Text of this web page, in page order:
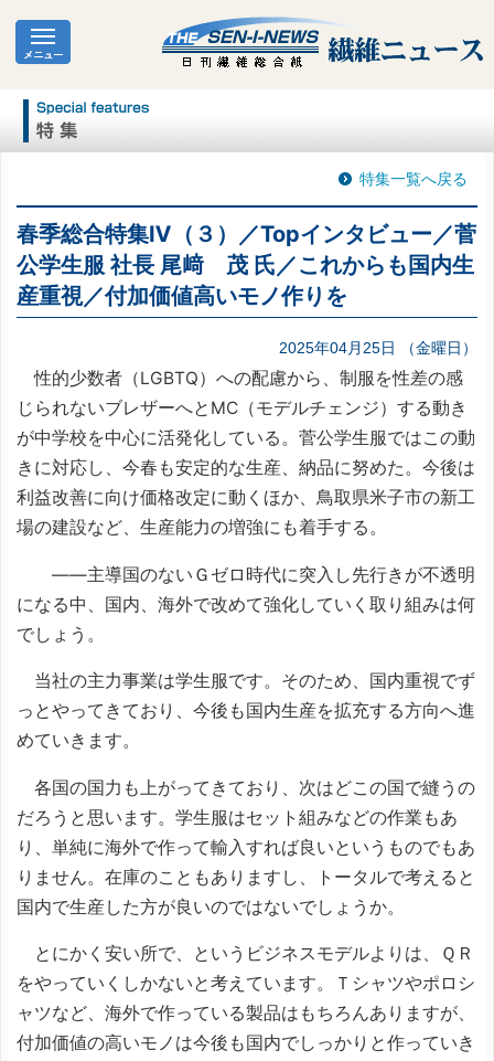
特集一覧へ戻る
春季総合特集Ⅳ（３）／Topインタビュー／菅
公学生服 社長 尾﨑 茂 氏／これからも国内生
産重視／付加価値高いモノ作りを
2025年04月25日 （金曜日）
性的少数者（LGBTQ）への配慮から、制服を性差の感
じられないブレザーへとMC（モデルチェンジ）する動き
が中学校を中心に活発化している。菅公学生服ではこの動
きに対応し、今春も安定的な生産、納品に努めた。今後は
利益改善に向け価格改定に動くほか、鳥取県米子市の新工
場の建設など、生産能力の増強にも着手する。
――主導国のないＧゼロ時代に突入し先行きが不透明
になる中、国内、海外で改めて強化していく取り組みは何
でしょう。
当社の主力事業は学生服です。そのため、国内重視でず
っとやってきており、今後も国内生産を拡充する方向へ進
めていきます。
各国の国力も上がってきており、次はどこの国で縫うの
だろうと思います。学生服はセット組みなどの作業もあ
り、単純に海外で作って輸入すれば良いというものでもあ
りません。在庫のこともありますし、トータルで考えると
国内で生産した方が良いのではないでしょうか。
とにかく安い所で、というビジネスモデルよりは、ＱＲ
をやっていくしかないと考えています。Ｔシャツやポロシ
ャツなど、海外で作っている製品はもちろんありますが、
付加価値の高いモノは今後も国内でしっかりと作っていき